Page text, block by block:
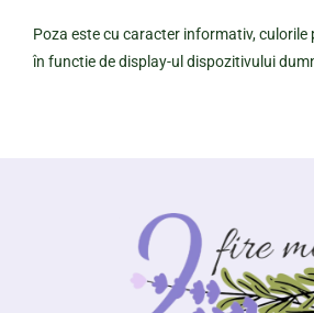
Poza este cu caracter informativ,
în functie de display-ul dispozitivului